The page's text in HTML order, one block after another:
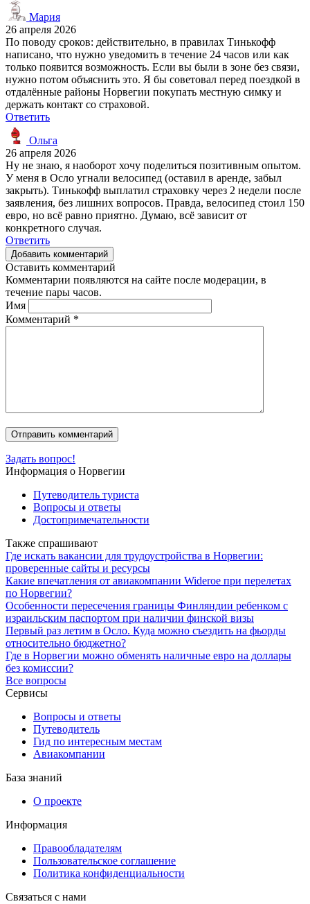
Мария
26 апреля 2026
По поводу сроков: действительно, в правилах Тинькофф
написано, что нужно уведомить в течение 24 часов или как
только появится возможность. Если вы были в зоне без связи,
нужно потом объяснить это. Я бы советовал перед поездкой в
отдалённые районы Норвегии покупать местную симку и
держать контакт со страховой.
Ответить
Ольга
26 апреля 2026
Ну не знаю, я наоборот хочу поделиться позитивным опытом.
У меня в Осло угнали велосипед (оставил в аренде, забыл
закрыть). Тинькофф выплатил страховку через 2 недели после
заявления, без лишних вопросов. Правда, велосипед стоил 150
евро, но всё равно приятно. Думаю, всё зависит от
конкретного случая.
Ответить
Добавить комментарий
Оставить комментарий
Комментарии появляются на сайте после модерации, в
течение пары часов.
Имя
Комментарий *
Задать вопрос!
Информация о Норвегии
Путеводитель туриста
Вопросы и ответы
Достопримечательности
Также спрашивают
Где искать вакансии для трудоустройства в Норвегии:
проверенные сайты и ресурсы
Какие впечатления от авиакомпании Wideroe при перелетах
по Норвегии?
Особенности пересечения границы Финляндии ребенком с
израильским паспортом при наличии финской визы
Первый раз летим в Осло. Куда можно съездить на фьорды
относительно бюджетно?
Где в Норвегии можно обменять наличные евро на доллары
без комиссии?
Все вопросы
Сервисы
Вопросы и ответы
Путеводитель
Гид по интересным местам
Авиакомпании
База знаний
О проекте
Информация
Правообладателям
Пользовательское соглашение
Политика конфиденциальности
Связаться с нами